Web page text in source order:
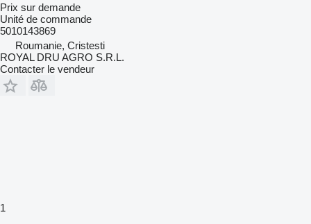
Prix sur demande
Unité de commande
5010143869
Roumanie, Cristesti
ROYAL DRU AGRO S.R.L.
Contacter le vendeur
1